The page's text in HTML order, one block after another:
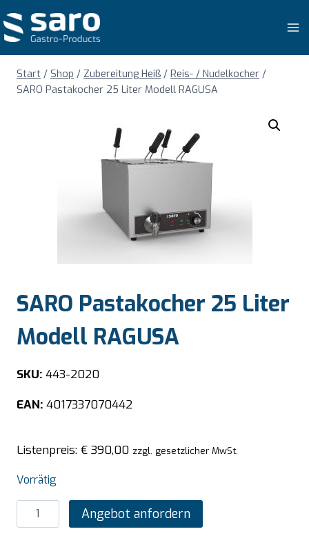
Inhalt
springen
Start / Shop / Zubereitung Heiß / Reis- / Nudelkocher /
SARO Pastakocher 25 Liter Modell RAGUSA
SARO Pastakocher 25 Liter
Modell RAGUSA
SKU: 443-2020
EAN: 4017337070442
Listenpreis: € 390,00 zzgl. gesetzlicher MwSt.
Vorrätig
SARO
Pastakocher
Angebot anfordern